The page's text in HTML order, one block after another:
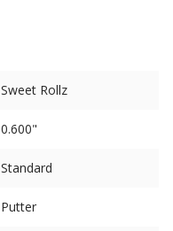
Sweet Rollz
0.600"
Standard
Putter